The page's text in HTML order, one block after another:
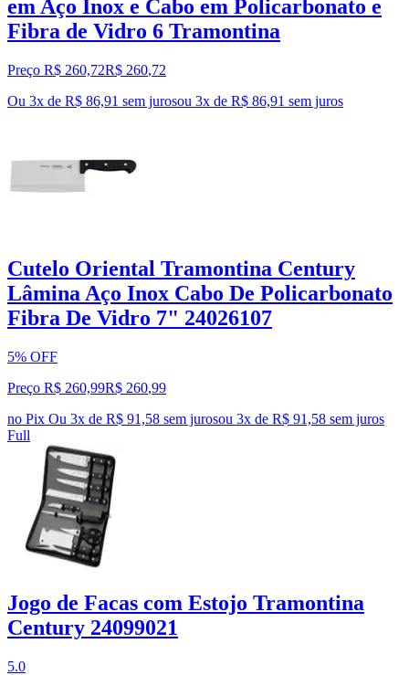
em Aço Inox e Cabo em Policarbonato e
Fibra de Vidro 6 Tramontina
Preço R$ 260,72R$ 260,72
Ou 3x de R$ 86,91 sem jurosou 3x de R$ 86,91 sem juros
Cutelo Oriental Tramontina Century
Lâmina Aço Inox Cabo De Policarbonato
Fibra De Vidro 7" 24026107
5% OFF
Preço R$ 260,99R$ 260,99
no Pix Ou 3x de R$ 91,58 sem jurosou 3x de R$ 91,58 sem juros
Full
Jogo de Facas com Estojo Tramontina
Century 24099021
5.0